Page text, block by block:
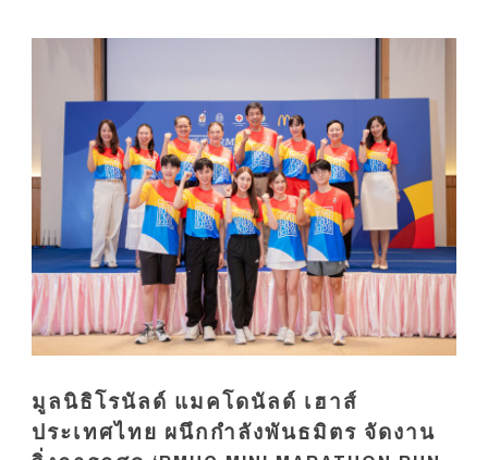
มูลนิธิโรนัลด์ แมคโดนัลด์ เฮาส์
ประเทศไทย ผนึกกำลังพันธมิตร จัดงาน